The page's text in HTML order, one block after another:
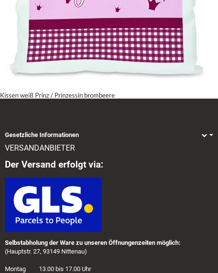
Kissen weiß Prinz / Prinzessin brombeere
Gesetzliche Informationen
VERSANDANBIETER
Der Versand erfolgt via:
Selbstabholung der Ware zu unseren Öffnungenzeiten möglich:
(Hauptstr. 27, 93149 Nittenau)
Montag 13.00 bis 17.00 Uhr